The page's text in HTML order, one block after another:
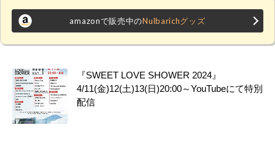
amazonで販売中のNulbarichグッズ
『SWEET LOVE SHOWER 2024』
4/11(金)12(土)13(日)20:00～YouTubeにて特別
配信